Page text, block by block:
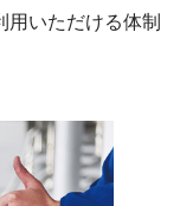
いただける体制